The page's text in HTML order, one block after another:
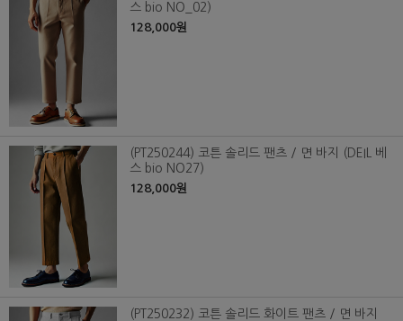
스 bio NO_02)
128,000원
(PT250244) 코튼 솔리드 팬츠 / 면 바지 (DEIL 베
스 bio NO27)
128,000원
(PT250232) 코튼 솔리드 화이트 팬츠 / 면 바지